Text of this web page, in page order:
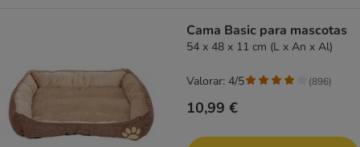
Cama Basic para mascotas
54 x 48 x 11 cm (L x An x Al)
10,99 €
Valorar: 4/5 (896)